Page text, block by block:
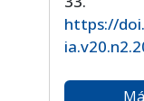
https://